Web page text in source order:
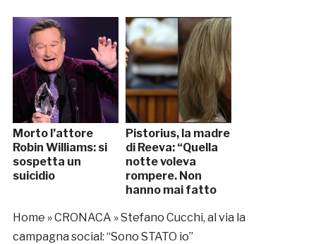
Morto l’attore
Robin Williams: si
sospetta un
suicidio
Pistorius, la madre
di Reeva: “Quella
notte voleva
rompere. Non
hanno mai fatto
Home »CRONACA »Stefano Cucchi, al via la
campagna social: “Sono STATO io”